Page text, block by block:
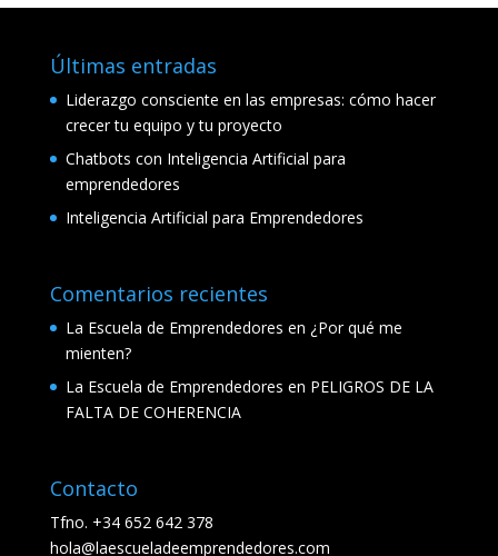
Últimas entradas
Liderazgo consciente en las empresas: cómo hacer
crecer tu equipo y tu proyecto
Chatbots con Inteligencia Artificial para
emprendedores
Inteligencia Artificial para Emprendedores
Comentarios recientes
La Escuela de Emprendedores en ¿Por qué me
mienten?
La Escuela de Emprendedores en PELIGROS DE LA
FALTA DE COHERENCIA
Contacto
Tfno. +34 652 642 378
hola@laescueladeemprendedores.com